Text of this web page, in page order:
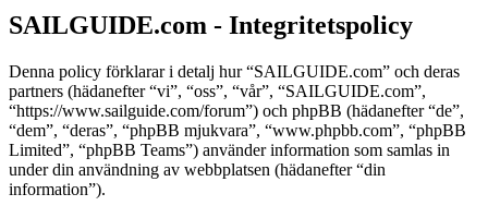
SAILGUIDE.com - Integritetspolicy
Denna policy förklarar i detalj hur “SAILGUIDE.com” och deras
partners (hädanefter “vi”, “oss”, “vår”, “SAILGUIDE.com”,
“https://www.sailguide.com/forum”) och phpBB (hädanefter “de”,
“dem”, “deras”, “phpBB mjukvara”, “www.phpbb.com”, “phpBB
Limited”, “phpBB Teams”) använder information som samlas in
under din användning av webbplatsen (hädanefter “din
information”).